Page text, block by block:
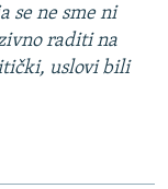
se ne sme ni
raditi na
uslovi bili